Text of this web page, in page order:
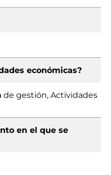
económicas?
gestión, Actividades
en el que se